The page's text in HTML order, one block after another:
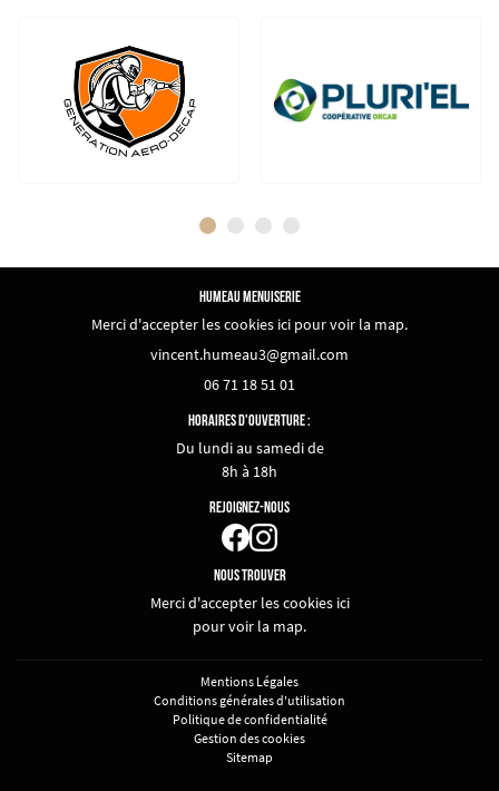
HUMEAU MENUISERIE
Merci d'accepter les cookies ici pour voir la map.
06 71 18 51 01
HORAIRES D'OUVERTURE :
Du lundi au samedi de
8h à 18h
REJOIGNEZ-NOUS
NOUS TROUVER
Merci d'accepter les cookies ici
pour voir la map.
Mentions Légales
Conditions générales d'utilisation
Politique de confidentialité
Gestion des cookies
Sitemap